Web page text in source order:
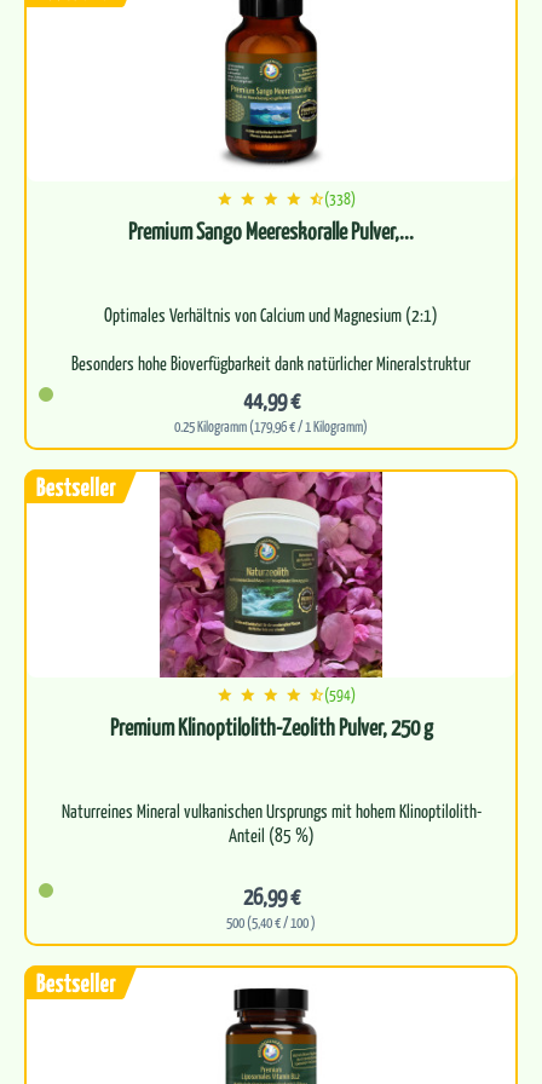
(338)
Premium Sango Meereskoralle Pulver,...
Optimales Verhältnis von Calcium und Magnesium (2:1)
Besonders hohe Bioverfügbarkeit dank natürlicher Mineralstruktur
Natur…
44,99 €
0.25 Kilogramm (179,96 € / 1 Kilogramm)
(594)
Premium Klinoptilolith-Zeolith Pulver, 250 g
Naturreines Mineral vulkanischen Ursprungs mit hohem Klinoptilolith-
Anteil (85 %)
Besonders fein vermahlenes Pulver für eine…
26,99 €
500 (5,40 € / 100 )